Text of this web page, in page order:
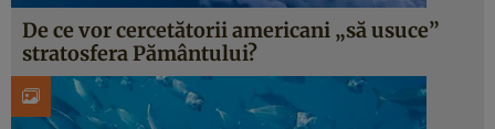
De ce vor cercetătorii americani „să usuce”
stratosfera Pământului?